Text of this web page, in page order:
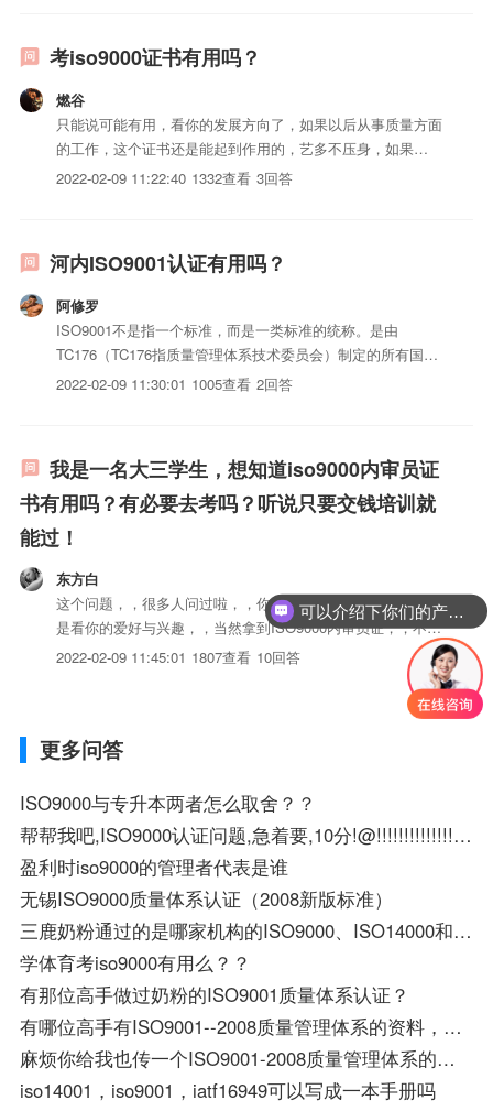
考iso9000证书有用吗？
燃谷
只能说可能有用，看你的发展方向了，如果以后从事质量方面
的工作，这个证书还是能起到作用的，艺多不压身，如果
MONEY富裕，能考考一个吧。
2022-02-09 11:22:40 1332查看 3回答
河内ISO9001认证有用吗？
阿修罗
ISO9001不是指一个标准，而是一类标准的统称。是由
TC176（TC176指质量管理体系技术委员会）制定的所有国际
标准，是ISO12000多个标准中最畅销、最普遍的iso三体系认
2022-02-09 11:30:01 1005查看 2回答
我是一名大三学生，想知道iso9000内审员证
书有用吗？有必要去考吗？听说只要交钱培训就
能过！
东方白
这个问题，，很多人问过啦，，你是否要考内审员证，，主要
是看你的爱好与兴趣，，当然拿到ISO9000内审员证，，不代
表你对体系就是熟悉。。而是要在企业做内审工作，，内审资
格一定要的，，没有证书的话，，是不能做内审员的，，
2022-02-09 11:45:01 1807查看 10回答
更多问答
ISO9000与专升本两者怎么取舍？？
帮帮我吧,ISO9000认证问题,急着要,10分!@!!!!!!!!!!!!!!!!!!!!!!
盈利时iso9000的管理者代表是谁
无锡ISO9000质量体系认证（2008新版标准）
三鹿奶粉通过的是哪家机构的ISO9000、ISO14000和ISO22000认证
学体育考iso9000有用么？？
有那位高手做过奶粉的ISO9001质量体系认证？
有哪位高手有ISO9001--2008质量管理体系的资料，希望能传一份，本人急等着用。谢谢。
麻烦你给我也传一个ISO9001-2008质量管理体系的资料呗，谢谢。
iso14001，iso9001，iatf16949可以写成一本手册吗
可以介绍下你们的产品么？